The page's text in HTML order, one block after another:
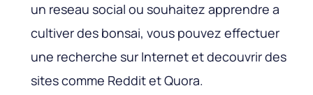
un reseau social ou souhaitez apprendre a
cultiver des bonsai, vous pouvez effectuer
une recherche sur Internet et decouvrir des
sites comme Reddit et Quora.